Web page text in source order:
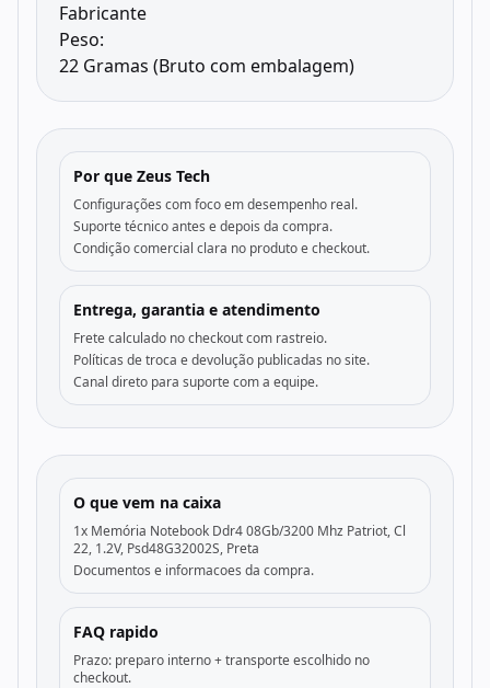
Fabricante
Peso:
22 Gramas (Bruto com embalagem)
Por que Zeus Tech
Configurações com foco em desempenho real.
Suporte técnico antes e depois da compra.
Condição comercial clara no produto e checkout.
Entrega, garantia e atendimento
Frete calculado no checkout com rastreio.
Políticas de troca e devolução publicadas no site.
Canal direto para suporte com a equipe.
O que vem na caixa
1x Memória Notebook Ddr4 08Gb/3200 Mhz Patriot, Cl
22, 1.2V, Psd48G32002S, Preta
Documentos e informacoes da compra.
FAQ rapido
Prazo: preparo interno + transporte escolhido no
checkout.